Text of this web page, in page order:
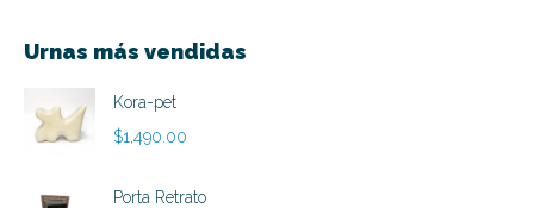
Urnas más vendidas
Kora-pet
$1,490.00
Porta Retrato